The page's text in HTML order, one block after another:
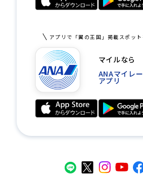
アプリで「翼の王国」掲載スポット
マイルなら
ANAマイレ
アプリ